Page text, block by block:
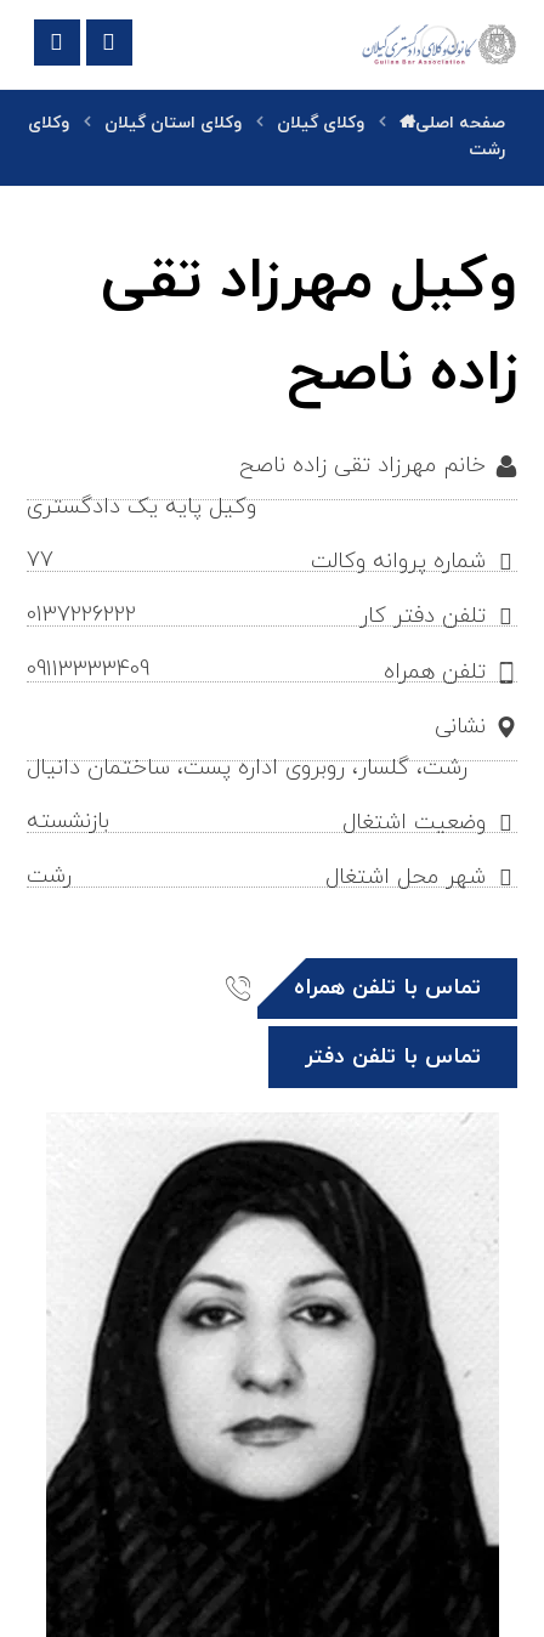
صفحه اصلی وکلای گیلان وکلای استان گیلان
وکلای
رشت
وکیل مهرزاد تقی
زاده ناصح
خانم مهرزاد تقی زاده ناصح
وکیل پایه یک دادگستری
شماره پروانه وکالت
77
تلفن دفتر کار
0137226222
تلفن همراه
09113333409
نشانی
رشت، گلسار، روبروی اداره پست، ساختمان دانیال
وضعیت اشتغال
بازنشسته
شهر محل اشتغال
رشت
تماس با تلفن همراه
تماس با تلفن دفتر